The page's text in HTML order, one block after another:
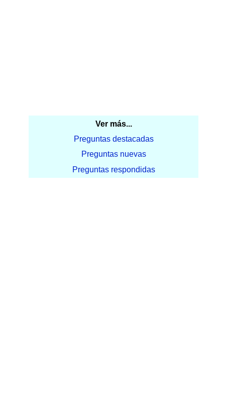
Ver más...
Preguntas destacadas
Preguntas nuevas
Preguntas respondidas